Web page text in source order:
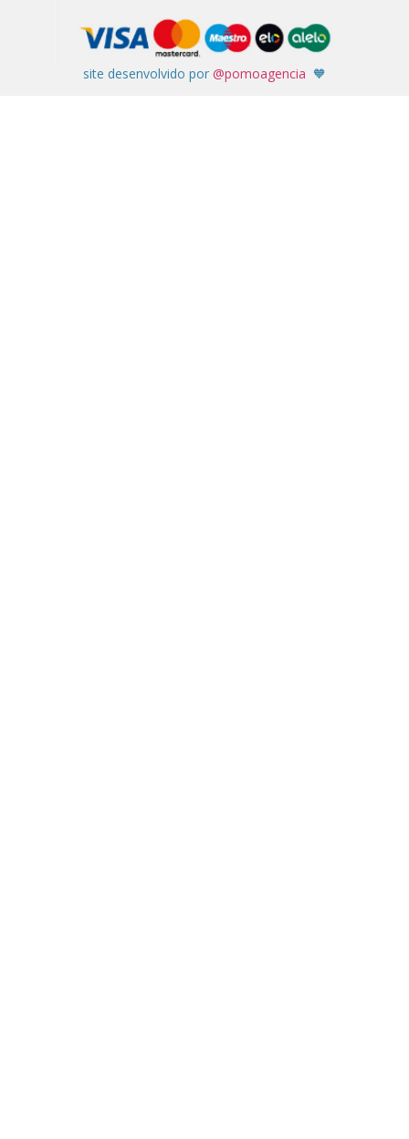
site desenvolvido por @pomoagencia 🧡